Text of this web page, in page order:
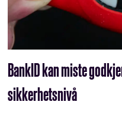
BankID kan miste
sikkerhetsnivå